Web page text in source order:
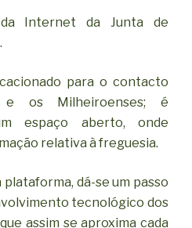
Internet da Junta de
para o contacto
os Milheiroenses; é
espaço aberto, onde
relativa à freguesia.
dá-se um passo
tecnológico dos
assim se aproxima cada